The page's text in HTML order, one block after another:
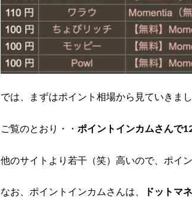
では、まずはポイント相場から見ていきまし
ご覧のとおり・・ ポイントインカムさんで
他のサイトより若干（笑）高いので、ポイ
なお、ポイントインカムさんは、
ドットマ